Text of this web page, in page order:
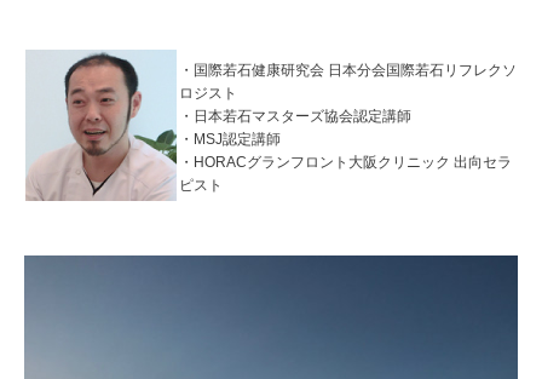
・国際若石健康研究会 日本分会国際若石リフレクソ
ロジスト
・日本若石マスターズ協会認定講師
・MSJ認定講師
・HORACグランフロント大阪クリニック 出向セラ
ピスト